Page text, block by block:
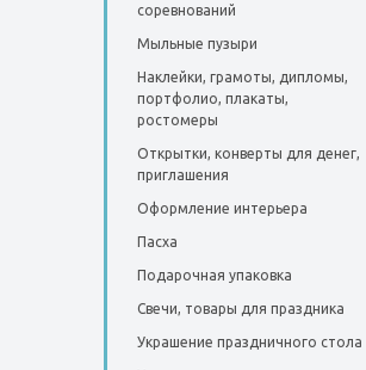
соревнований
Мыльные пузыри
Наклейки, грамоты, дипломы,
портфолио, плакаты,
ростомеры
Открытки, конверты для денег,
приглашения
Оформление интерьера
Пасха
Подарочная упаковка
Свечи, товары для праздника
Украшение праздничного стола